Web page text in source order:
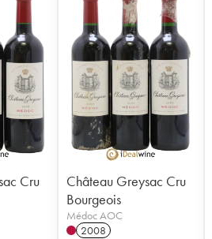
Cru
Château Greysac Cru
Bourgeois
Médoc AOC
2008